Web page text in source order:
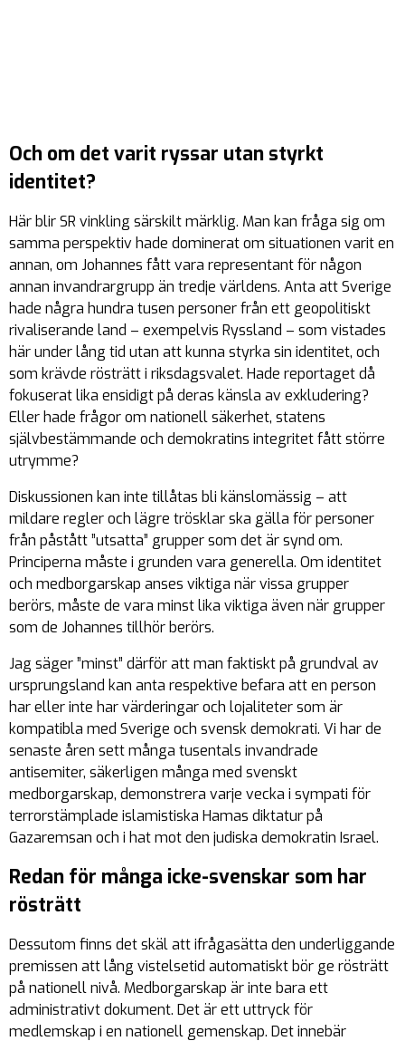
Och om det varit ryssar utan styrkt
identitet?
Här blir SR vinkling särskilt märklig. Man kan fråga sig om
samma perspektiv hade dominerat om situationen varit en
annan, om Johannes fått vara representant för någon
annan invandrargrupp än tredje världens. Anta att Sverige
hade några hundra tusen personer från ett geopolitiskt
rivaliserande land – exempelvis Ryssland – som vistades
här under lång tid utan att kunna styrka sin identitet, och
som krävde rösträtt i riksdagsvalet. Hade reportaget då
fokuserat lika ensidigt på deras känsla av exkludering?
Eller hade frågor om nationell säkerhet, statens
självbestämmande och demokratins integritet fått större
utrymme?
Diskussionen kan inte tillåtas bli känslomässig – att
mildare regler och lägre trösklar ska gälla för personer
från påstått ”utsatta” grupper som det är synd om.
Principerna måste i grunden vara generella. Om identitet
och medborgarskap anses viktiga när vissa grupper
berörs, måste de vara minst lika viktiga även när grupper
som de Johannes tillhör berörs.
Jag säger ”minst” därför att man faktiskt på grundval av
ursprungsland kan anta respektive befara att en person
har eller inte har värderingar och lojaliteter som är
kompatibla med Sverige och svensk demokrati. Vi har de
senaste åren sett många tusentals invandrade
antisemiter, säkerligen många med svenskt
medborgarskap, demonstrera varje vecka i sympati för
terrorstämplade islamistiska Hamas diktatur på
Gazaremsan och i hat mot den judiska demokratin Israel.
Redan för många icke-svenskar som har
rösträtt
Dessutom finns det skäl att ifrågasätta den underliggande
premissen att lång vistelsetid automatiskt bör ge rösträtt
på nationell nivå. Medborgarskap är inte bara ett
administrativt dokument. Det är ett uttryck för
medlemskap i en nationell gemenskap. Det innebär